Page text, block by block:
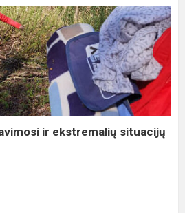
ir ekstremalių situacijų